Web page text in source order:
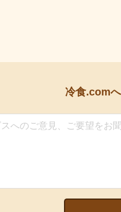
冷食.com